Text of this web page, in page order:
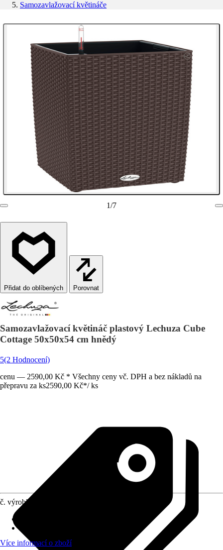
Samozavlažovací květináče
1/7
Porovnat
Samozavlažovací květináč plastový Lechuza Cube
Cottage 50x50x54 cm hnědý
5(2 Hodnocení)
cenu — 2590,00 Kč * Všechny ceny vč. DPH a bez nákladů na
přepravu za ks2590,00 Kč*/ ks
č. výrobku
Více informací o zboží